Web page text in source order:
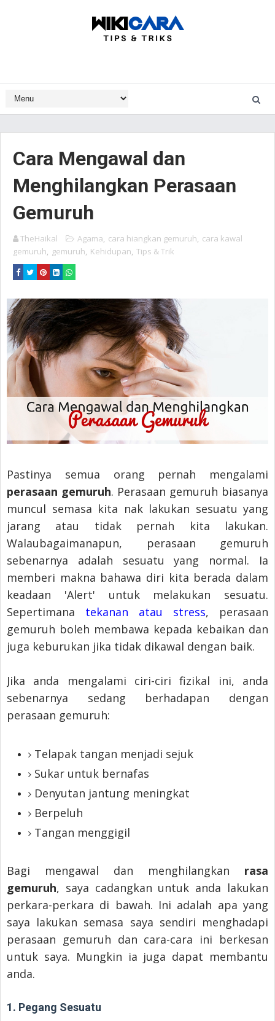
Cara Mengawal dan
Menghilangkan Perasaan
Gemuruh
TheHaikal Agama, cara hiangkan gemuruh, cara kawal
gemuruh, gemuruh, Kehidupan, Tips & Trik
Pastinya semua orang pernah mengalami
perasaan gemuruh. Perasaan gemuruh biasanya
muncul semasa kita nak lakukan sesuatu yang
jarang atau tidak pernah kita lakukan.
Walaubagaimanapun, perasaan gemuruh
sebenarnya adalah sesuatu yang normal. Ia
memberi makna bahawa diri kita berada dalam
keadaan 'Alert' untuk melakukan sesuatu.
Sepertimana
tekanan atau stress, perasaan
gemuruh boleh membawa kepada kebaikan dan
juga keburukan jika tidak dikawal dengan baik.
Jika anda mengalami ciri-ciri fizikal ini, anda
sebenarnya sedang berhadapan dengan
perasaan gemuruh:
Telapak tangan menjadi sejuk
Sukar untuk bernafas
Denyutan jantung meningkat
Berpeluh
Tangan menggigil
Bagi mengawal dan menghilangkan rasa
gemuruh, saya cadangkan untuk anda lakukan
perkara-perkara di bawah. Ini adalah apa yang
saya lakukan semasa saya sendiri menghadapi
perasaan gemuruh dan cara-cara ini berkesan
untuk saya. Mungkin ia juga dapat membantu
anda.
1. Pegang Sesuatu